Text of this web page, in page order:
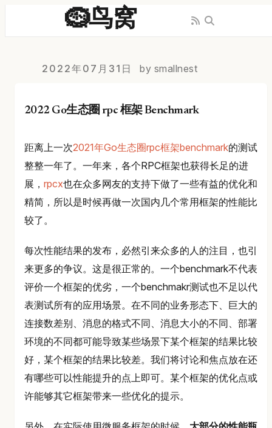
🪹鸟窝
2022年07月31日 by smallnest
2022 Go生态圈 rpc 框架 Benchmark
距离上一次2021年Go生态圈rpc框架benchmark的测试
整整一年了。一年来，各个RPC框架也获得长足的进
展， rpcx也在众多网友的支持下做了一些有益的优化和
精简，所以是时候再做一次国内几个常用框架的性能比
较了。
每次性能结果的发布，必然引来众多的人的注目，也引
来更多的争议。这是很正常的。一个benchmark不代表
评价一个框架的优劣，一个benchmakr测试也不足以代
表测试所有的应用场景。在不同的业务形态下、巨大的
连接数差别、消息的格式不同、消息大小的不同、部署
环境的不同都可能导致某些场景下某个框架的结果比较
好，某个框架的结果比较差。我们将讨论和焦点放在还
有哪些可以性能提升的点上即可。某个框架的优化点或
许能够其它框架带来一些优化的提示。